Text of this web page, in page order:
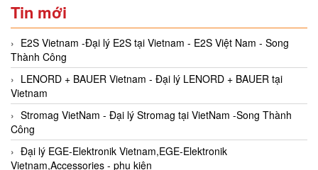
Tin mới
E2S Vietnam -Đại lý E2S tại Vietnam - E2S Việt Nam - Song
Thành Công
LENORD + BAUER Vietnam - Đại lý LENORD + BAUER tại
Vietnam
Stromag VietNam - Đại lý Stromag tại VietNam -Song Thành
Công
Đại lý EGE-Elektronik Vietnam,EGE-Elektronik
Vietnam,Accessories - phụ kiện